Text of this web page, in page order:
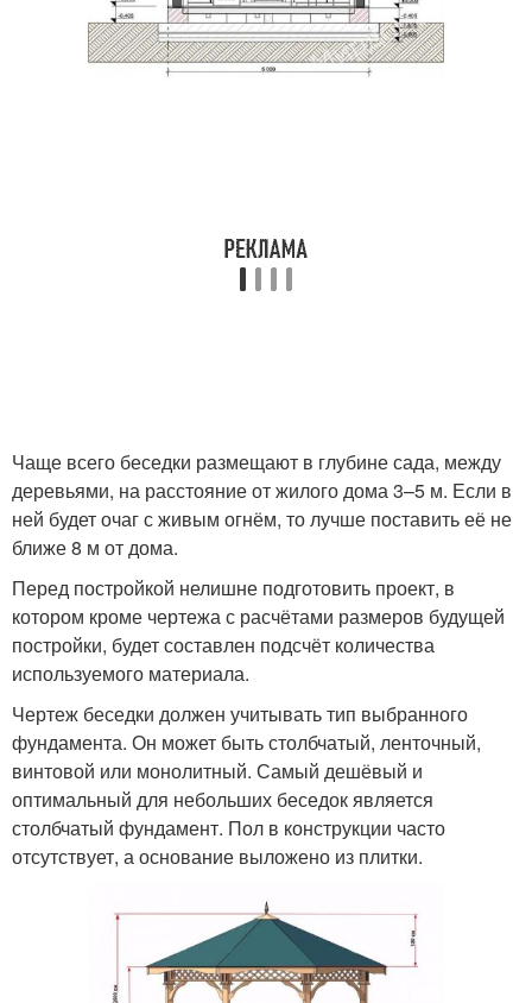
Чаще всего беседки размещают в глубине сада, между
деревьями, на расстояние от жилого дома 3–5 м. Если в
ней будет очаг с живым огнём, то лучше поставить её не
ближе 8 м от дома.
Перед постройкой нелишне подготовить проект, в
котором кроме чертежа с расчётами размеров будущей
постройки, будет составлен подсчёт количества
используемого материала.
Чертеж беседки должен учитывать тип выбранного
фундамента. Он может быть столбчатый, ленточный,
винтовой или монолитный. Самый дешёвый и
оптимальный для небольших беседок является
столбчатый фундамент. Пол в конструкции часто
отсутствует, а основание выложено из плитки.